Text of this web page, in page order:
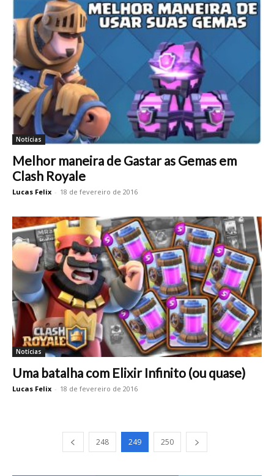
Notícias
Melhor maneira de Gastar as Gemas em
Clash Royale
Lucas Felix - 18 de fevereiro de 2016
Notícias
Uma batalha com Elixir Infinito (ou quase)
Lucas Felix - 18 de fevereiro de 2016
248 249 250